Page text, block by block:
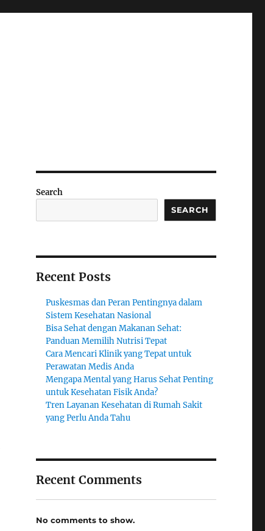
Search
SEARCH
Recent Posts
Puskesmas dan Peran Pentingnya dalam
Sistem Kesehatan Nasional
Bisa Sehat dengan Makanan Sehat:
Panduan Memilih Nutrisi Tepat
Cara Mencari Klinik yang Tepat untuk
Perawatan Medis Anda
Mengapa Mental yang Harus Sehat Penting
untuk Kesehatan Fisik Anda?
Tren Layanan Kesehatan di Rumah Sakit
yang Perlu Anda Tahu
Recent Comments
No comments to show.